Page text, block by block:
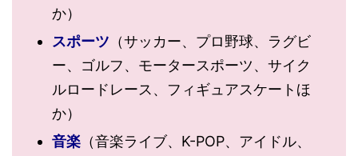
か）
スポーツ （サッカー、プロ野球、ラグビ
ー、ゴルフ、モータースポーツ、サイク
ルロードレース、フィギュアスケートほ
か）
音楽 （音楽ライブ、K-POP、アイドル、